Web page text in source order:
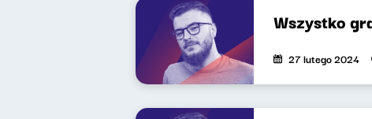
Wszystko
27 lutego 2024